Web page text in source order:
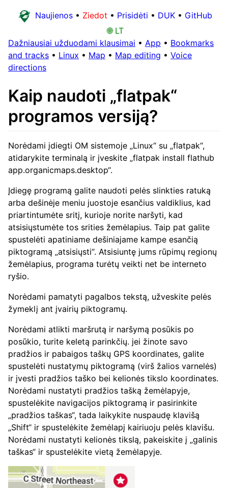
Naujienos • Ziedot • Prisidėti • DUK • GitHub
🌐 LT
Dažniausiai užduodami klausimai • App • Bookmarks
and tracks • Linux • Map • Map editing • Voice
directions
Kaip naudoti „flatpak“
programos versiją?
Norėdami įdiegti OM sistemoje „Linux“ su „flatpak“,
atidarykite terminalą ir įveskite „flatpak install flathub
app.organicmaps.desktop“.
Įdiegę programą galite naudoti pelės slinkties ratuką
arba dešinėje meniu juostoje esančius valdiklius, kad
priartintumėte sritį, kurioje norite naršyti, kad
atsisiųstumėte tos srities žemėlapius. Taip pat galite
spustelėti apatiniame dešiniajame kampe esančią
piktogramą „atsisiųsti“. Atsisiuntę jums rūpimų regionų
žemėlapius, programa turėtų veikti net be interneto
ryšio.
Norėdami pamatyti pagalbos tekstą, užveskite pelės
žymeklį ant įvairių piktogramų.
Norėdami atlikti maršrutą ir naršymą posūkis po
posūkio, turite keletą parinkčių. jei žinote savo
pradžios ir pabaigos taškų GPS koordinates, galite
spustelėti nustatymų piktogramą (virš žalios varnelės)
ir įvesti pradžios taško bei kelionės tikslo koordinates.
Norėdami nustatyti pradžios tašką žemėlapyje,
spustelėkite navigacijos piktogramą ir pasirinkite
„pradžios taškas“, tada laikykite nuspaudę klavišą
„Shift“ ir spustelėkite žemėlapį kairiuoju pelės klavišu.
Norėdami nustatyti kelionės tikslą, pakeiskite į „galinis
taškas“ ir spustelėkite vietą žemėlapyje.